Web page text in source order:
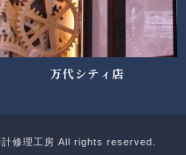
万代シティ店
修理工房 All rights reserved.